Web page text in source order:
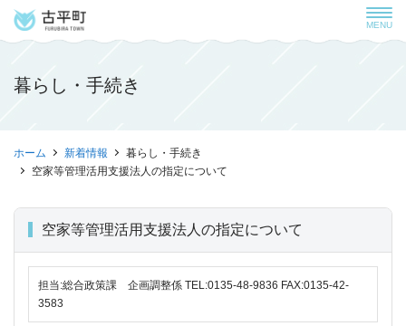
MENU
暮らし・手続き
ホーム 新着情報
暮らし・手続き
空家等管理活用支援法人の指定について
空家等管理活用支援法人の指定について
担当:総合政策課 企画調整係 TEL:0135-48-9836 FAX:0135-42-
3583